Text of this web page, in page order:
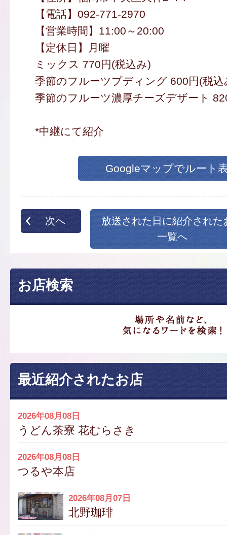
【電話】092-771-2970
【営業時間】11:00～20:00
【定休日】月曜
ミックス 770円(税込み)
季節のフルーツプディング 600円(税込
季節のフルーツ濃厚チーズデザート
*中継にて紹介
Googleマップでルート
次へ
放送された日に紹介された
一覧へ
お店検索
最近紹介されたお店
2026年08月08日
うどん茶寮 花むらさき
2026年08月08日
つるや本店
2026年08月07日
北野珈琲